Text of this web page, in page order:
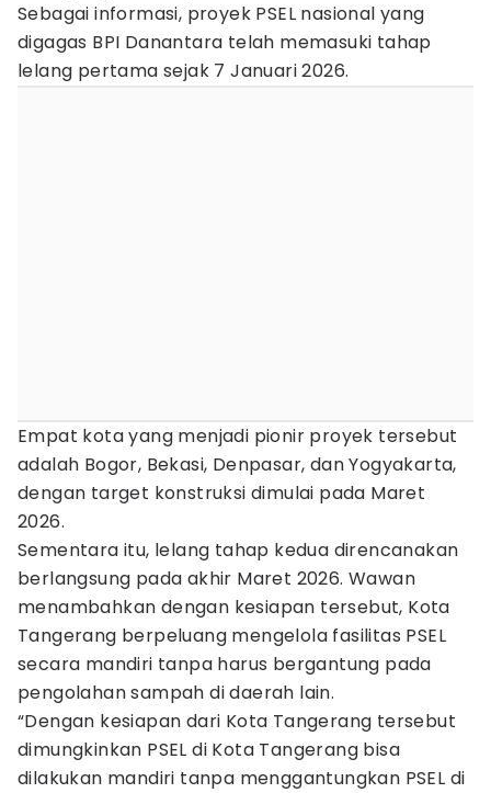
Sebagai informasi, proyek PSEL nasional yang
digagas BPI Danantara telah memasuki tahap
lelang pertama sejak 7 Januari 2026.
Empat kota yang menjadi pionir proyek tersebut
adalah Bogor, Bekasi, Denpasar, dan Yogyakarta,
dengan target konstruksi dimulai pada Maret
2026.
Sementara itu, lelang tahap kedua direncanakan
berlangsung pada akhir Maret 2026. Wawan
menambahkan dengan kesiapan tersebut, Kota
Tangerang berpeluang mengelola fasilitas PSEL
secara mandiri tanpa harus bergantung pada
pengolahan sampah di daerah lain.
“Dengan kesiapan dari Kota Tangerang tersebut
dimungkinkan PSEL di Kota Tangerang bisa
dilakukan mandiri tanpa menggantungkan PSEL di